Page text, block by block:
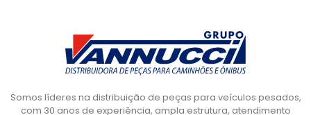
Somos líderes na distribuição de peças para veículos pesados,
com 30 anos de experiência, ampla estrutura, atendimento